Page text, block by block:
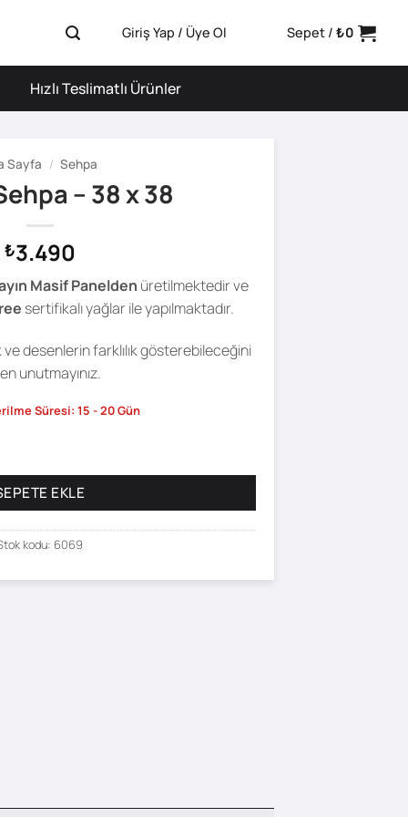
Giriş Yap / Üye Ol Sepet / ₺0
Hızlı Teslimatlı Ürünler
Sayfa / Sehpa
– 38 x 38
₺3.490
Masif Panelden üretilmektedir ve
sertifikalı yağlar ile yapılmaktadır.
ve desenlerin farklılık gösterebileceğini
unutmayınız.
Süresi: 15 - 20 Gün
EKLE
kodu: 6069